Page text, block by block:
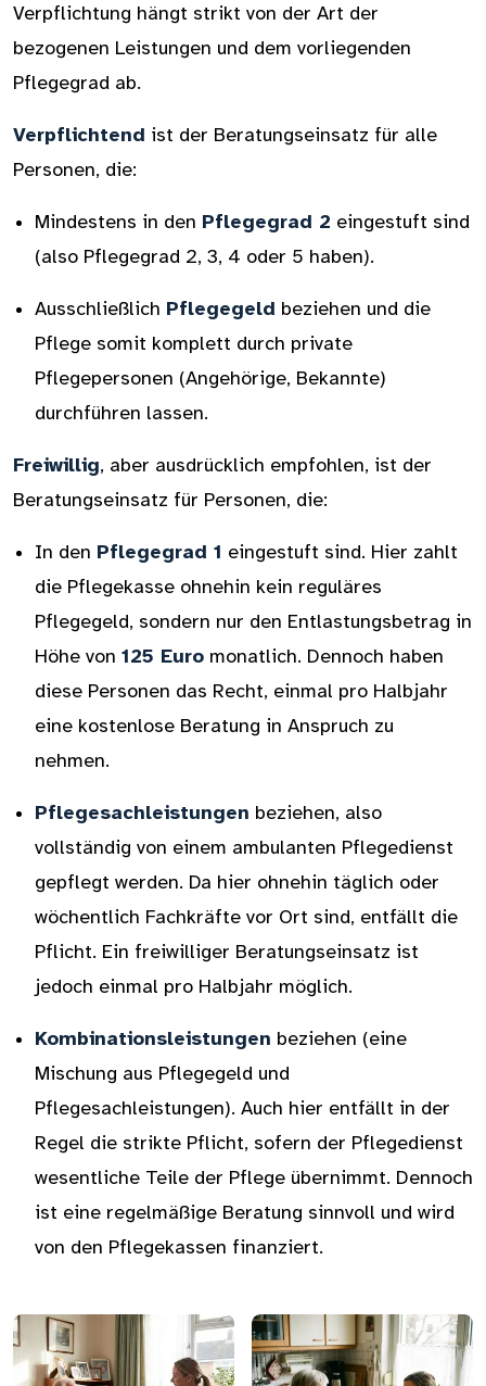
Verpflichtung hängt strikt von der Art der
bezogenen Leistungen und dem vorliegenden
Pflegegrad ab.
Verpflichtend ist der Beratungseinsatz für alle
Personen, die:
Mindestens in den Pflegegrad 2 eingestuft sind
(also Pflegegrad 2, 3, 4 oder 5 haben).
Ausschließlich Pflegegeld beziehen und die
Pflege somit komplett durch private
Pflegepersonen (Angehörige, Bekannte)
durchführen lassen.
Freiwillig, aber ausdrücklich empfohlen, ist der
Beratungseinsatz für Personen, die:
In den Pflegegrad 1 eingestuft sind. Hier zahlt
die Pflegekasse ohnehin kein reguläres
Pflegegeld, sondern nur den Entlastungsbetrag in
Höhe von 125 Euro monatlich. Dennoch haben
diese Personen das Recht, einmal pro Halbjahr
eine kostenlose Beratung in Anspruch zu
nehmen.
Pflegesachleistungen beziehen, also
vollständig von einem ambulanten Pflegedienst
gepflegt werden. Da hier ohnehin täglich oder
wöchentlich Fachkräfte vor Ort sind, entfällt die
Pflicht. Ein freiwilliger Beratungseinsatz ist
jedoch einmal pro Halbjahr möglich.
Kombinationsleistungen beziehen (eine
Mischung aus Pflegegeld und
Pflegesachleistungen). Auch hier entfällt in der
Regel die strikte Pflicht, sofern der Pflegedienst
wesentliche Teile der Pflege übernimmt. Dennoch
ist eine regelmäßige Beratung sinnvoll und wird
von den Pflegekassen finanziert.